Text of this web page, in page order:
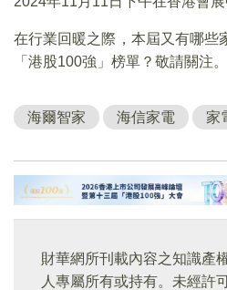
在行業回暖之際，本屆又有哪些
「港股100強」榜單？敬請關注。
海爾智家 海信家電 家
財華網所刊載內容之知識產
人專屬所有或持有。未經許